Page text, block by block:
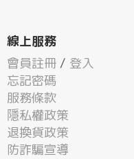
線上服務
會員註冊 / 登入
忘記密碼
服務條款
隱私權政策
退換貨政策
防詐騙宣導